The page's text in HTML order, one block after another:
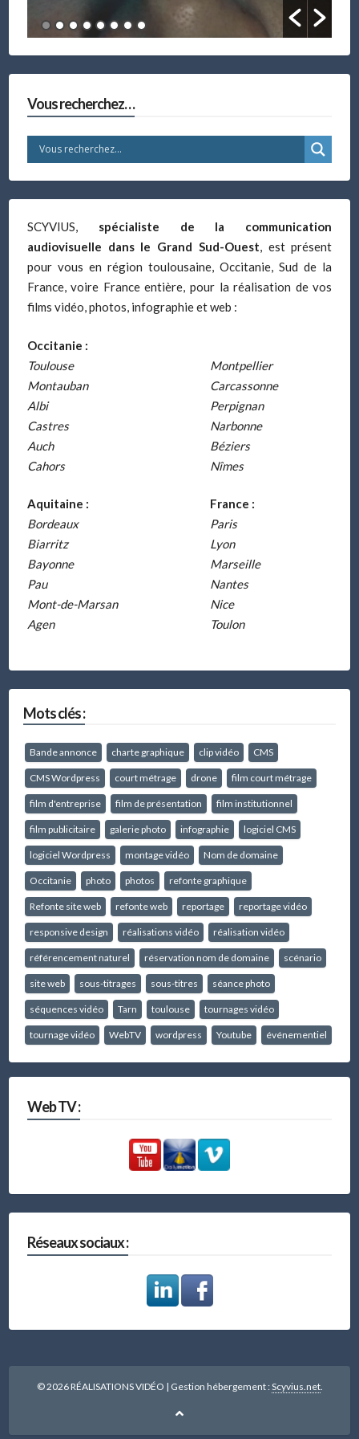
Vous recherchez…
SCYVIUS, spécialiste de la communication
audiovisuelle dans le Grand Sud-Ouest, est présent
pour vous en région toulousaine, Occitanie, Sud de la
France, voire France entière, pour la réalisation de vos
films vidéo, photos, infographie et web :
Occitanie :
Toulouse
Montauban
Albi
Castres
Auch
Cahors
Montpellier
Carcassonne
Perpignan
Narbonne
Béziers
Nîmes
Aquitaine :
Bordeaux
Biarritz
Bayonne
Pau
Mont-de-Marsan
Agen
France :
Paris
Lyon
Marseille
Nantes
Nice
Toulon
Mots clés :
Bande annonce charte graphique clip vidéo CMS
CMS Wordpress court métrage drone film court métrage
film d'entreprise film de présentation film institutionnel
film publicitaire galerie photo infographie logiciel CMS
logiciel Wordpress montage vidéo Nom de domaine
Occitanie photo photos refonte graphique
Refonte site web refonte web reportage reportage vidéo
responsive design réalisations vidéo réalisation vidéo
référencement naturel réservation nom de domaine scénario
site web sous-titrages sous-titres séance photo
séquences vidéo Tarn toulouse tournages vidéo
tournage vidéo WebTV wordpress Youtube événementiel
Web TV :
Réseaux sociaux :
© 2026 RÉALISATIONS VIDÉO | Gestion hébergement :Scyvius.net.